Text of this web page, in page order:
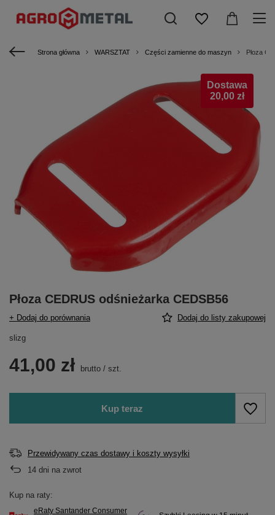
Strona główna WARSZTAT Części zamienne do maszyn Płoza
Dostawa
20,00 zł
Płoza CEDRUS odśnieżarka CEDSB56
+ Dodaj do porównania Dodaj do listy zakupowej
slizg
41,00 zł brutto / szt.
Kup teraz
Przewidywany czas dostawy i koszty wysyłki
14 dni na zwrot
Kup na raty:
eRaty Santander Consumer